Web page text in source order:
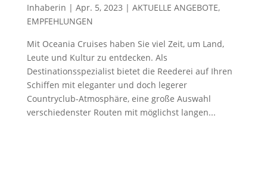
Inhaberin | Apr. 5, 2023 | AKTUELLE ANGEBOTE,
EMPFEHLUNGEN
Mit Oceania Cruises haben Sie viel Zeit, um Land,
Leute und Kultur zu entdecken. Als
Destinationsspezialist bietet die Reederei auf Ihren
Schiffen mit eleganter und doch legerer
Countryclub-Atmosphäre, eine große Auswahl
verschiedenster Routen mit möglichst langen...